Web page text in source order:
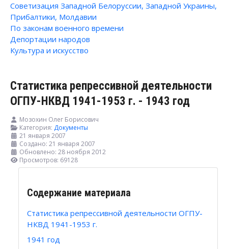
Советизация Западной Белоруссии, Западной Украины,
Прибалтики, Молдавии
По законам военного времени
Депортации народов
Культура и искусство
Статистика репрессивной деятельности
ОГПУ-НКВД 1941-1953 г. - 1943 год
Мозохин Олег Борисович
Категория: Документы
21 января 2007
Создано: 21 января 2007
Обновлено: 28 ноября 2012
Просмотров: 69128
Содержание материала
Статистика репрессивной деятельности ОГПУ-
НКВД 1941-1953 г.
1941 год